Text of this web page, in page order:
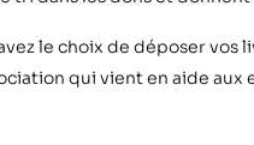
le choix de déposer vos
qui vient en aide aux